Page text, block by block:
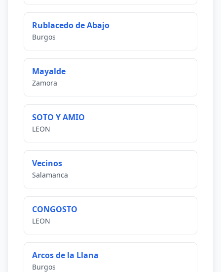
Rublacedo de Abajo
Burgos
Mayalde
Zamora
SOTO Y AMIO
LEON
Vecinos
Salamanca
CONGOSTO
LEON
Arcos de la Llana
Burgos